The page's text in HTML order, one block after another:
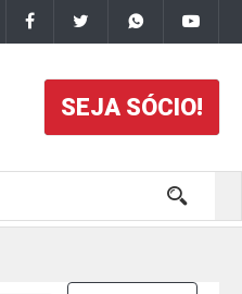
SEJA SÓCIO!